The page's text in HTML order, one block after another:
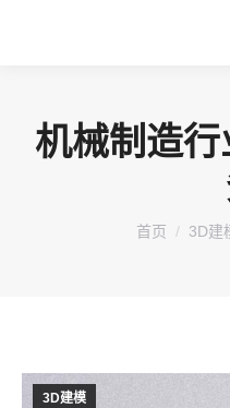
机械制造
您在这里：
首页 3D建
3D建模